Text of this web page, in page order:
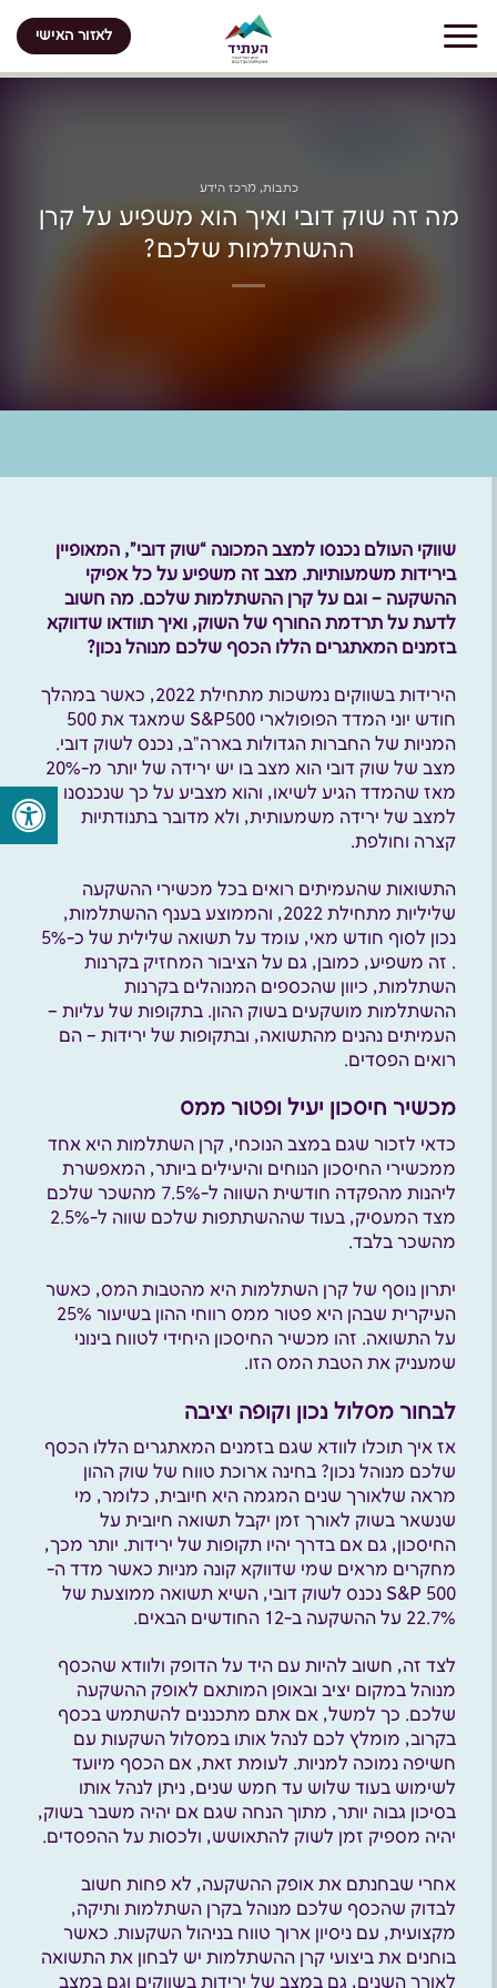
content
לאזור האישי
כתבות,מרכז הידע
מה זה שוק דובי ואיך הוא משפיע על קרן
ההשתלמות שלכם?
שווקי העולם נכנסו למצב המכונה “שוק דובי”, המאופיין
בירידות משמעותיות. מצב זה משפיע על כל אפיקי
ההשקעה – וגם על קרן ההשתלמות שלכם. מה חשוב
לדעת על תרדמת החורף של השוק, ואיך תוודאו שדווקא
בזמנים המאתגרים הללו הכסף שלכם מנוהל נכון?
הירידות בשווקים נמשכות מתחילת 2022, כאשר במהלך
חודש יוני המדד הפופולארי S&P500 שמאגד את 500
המניות של החברות הגדולות בארה”ב, נכנס לשוק דובי.
מצב של שוק דובי הוא מצב בו יש ירידה של יותר מ-20%
מאז שהמדד הגיע לשיאו, והוא מצביע על כך שנכנסנו
למצב של ירידה משמעותית, ולא מדובר בתנודתיות
קצרה וחולפת.
התשואות שהעמיתים רואים בכל מכשירי ההשקעה
שליליות מתחילת 2022, והממוצע בענף ההשתלמות,
נכון לסוף חודש מאי, עומד על תשואה שלילית של כ-5%
. זה משפיע, כמובן, גם על הציבור המחזיק בקרנות
השתלמות, כיוון שהכספים המנוהלים בקרנות
ההשתלמות מושקעים בשוק ההון. בתקופות של עליות –
העמיתים נהנים מהתשואה, ובתקופות של ירידות – הם
רואים הפסדים.
מכשיר חיסכון יעיל ופטור ממס
כדאי לזכור שגם במצב הנוכחי, קרן השתלמות היא אחד
ממכשירי החיסכון הנוחים והיעילים ביותר, המאפשרת
ליהנות מהפקדה חודשית השווה ל-7.5% מהשכר שלכם
מצד המעסיק, בעוד שההשתתפות שלכם שווה ל-2.5%
מהשכר בלבד.
יתרון נוסף של קרן השתלמות היא מהטבות המס, כאשר
העיקרית שבהן היא פטור ממס רווחי ההון בשיעור 25%
על התשואה. זהו מכשיר החיסכון היחידי לטווח בינוני
שמעניק את הטבת המס הזו.
לבחור מסלול נכון וקופה יציבה
אז איך תוכלו לוודא שגם בזמנים המאתגרים הללו הכסף
שלכם מנוהל נכון? בחינה ארוכת טווח של שוק ההון
מראה שלאורך שנים המגמה היא חיובית, כלומר, מי
שנשאר בשוק לאורך זמן יקבל תשואה חיובית על
החיסכון, גם אם בדרך יהיו תקופות של ירידות. יותר מכך,
מחקרים מראים שמי שדווקא קונה מניות כאשר מדד ה-
S&P 500 נכנס לשוק דובי, השיא תשואה ממוצעת של
22.7% על ההשקעה ב-12 החודשים הבאים.
לצד זה, חשוב להיות עם היד על הדופק ולוודא שהכסף
מנוהל במקום יציב ובאופן המותאם לאופק ההשקעה
שלכם. כך למשל, אם אתם מתכננים להשתמש בכסף
בקרוב, מומלץ לכם לנהל אותו במסלול השקעות עם
חשיפה נמוכה למניות. לעומת זאת, אם הכסף מיועד
לשימוש בעוד שלוש עד חמש שנים, ניתן לנהל אותו
בסיכון גבוה יותר, מתוך הנחה שגם אם יהיה משבר בשוק,
יהיה מספיק זמן לשוק להתאושש, ולכסות על ההפסדים.
אחרי שבחנתם את אופק ההשקעה, לא פחות חשוב
לבדוק שהכסף שלכם מנוהל בקרן השתלמות ותיקה,
מקצועית, עם ניסיון ארוך טווח בניהול השקעות. כאשר
בוחנים את ביצועי קרן ההשתלמות יש לבחון את התשואה
לאורך השנים, גם במצב של ירידות בשווקים וגם במצב